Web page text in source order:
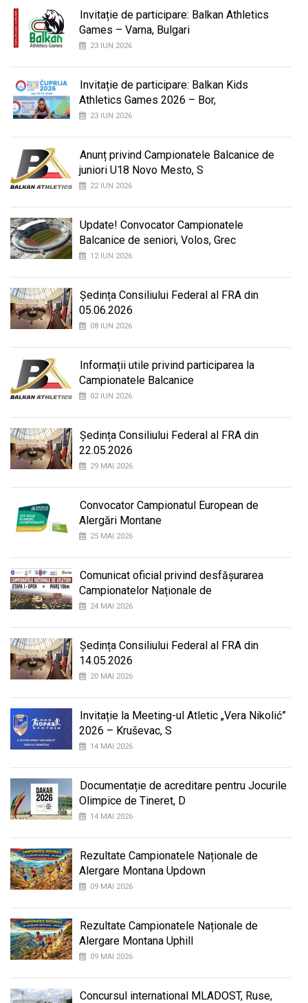
Invitație de participare: Balkan Athletics
Games – Varna, Bulgari
23 IUN 2026
Invitație de participare: Balkan Kids
Athletics Games 2026 – Bor,
23 IUN 2026
Anunț privind Campionatele Balcanice de
juniori U18 Novo Mesto, S
22 IUN 2026
Update! Convocator Campionatele
Balcanice de seniori, Volos, Grec
12 IUN 2026
Ședința Consiliului Federal al FRA din
05.06.2026
08 IUN 2026
Informații utile privind participarea la
Campionatele Balcanice
02 IUN 2026
Ședința Consiliului Federal al FRA din
22.05.2026
29 MAI 2026
Convocator Campionatul European de
Alergări Montane
25 MAI 2026
Comunicat oficial privind desfășurarea
Campionatelor Naționale de
24 MAI 2026
Ședința Consiliului Federal al FRA din
14.05.2026
20 MAI 2026
Invitație la Meeting-ul Atletic „Vera Nikolić”
2026 – Kruševac, S
14 MAI 2026
Documentație de acreditare pentru Jocurile
Olimpice de Tineret, D
14 MAI 2026
Rezultate Campionatele Naționale de
Alergare Montana Updown
09 MAI 2026
Rezultate Campionatele Naționale de
Alergare Montana Uphill
09 MAI 2026
Concursul international MLADOST, Ruse,